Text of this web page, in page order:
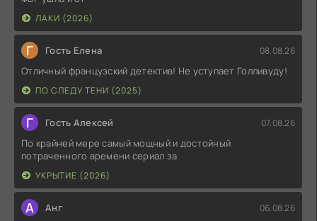
ЛАКИ (2026)
Г Гость Елена 08.08.26
Отличный французский детектив! Не уступает Голливуду!
ПО СЛЕДУ ТЕНИ (2025)
Г Гость Алексей 07.08.26
По крайней мере самый мощный и достойный
потраченного времени сериал за
УКРЫТИЕ (2026)
А Анг 06.08.26